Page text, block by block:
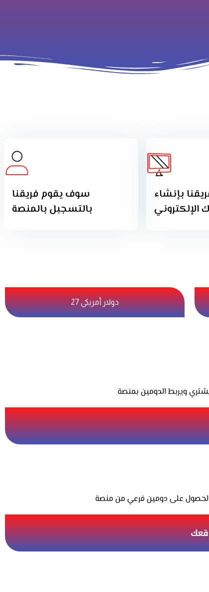
سوف يقوم فريقنا
بالتسجبل بالمنصة
بإنشاء
27 دولار أمريكي